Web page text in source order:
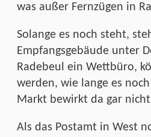
was außer Fernzügen in
Solange es noch steht,
Empfangsgebäude unter
Radebeul ein Wettbüro,
werden, wie lange es
Markt bewirkt da gar
Als das Postamt in West